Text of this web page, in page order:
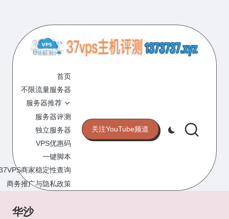
content
7
V
P
S
主
机
评
测
的
VPS
网
站
首页
不限流量服务器
服务器推荐
服务器评测
独立服务器
VPS优惠码
一键脚本
商家稳定性查询
商务推广与隐私政策
关注YouTube频道
华沙